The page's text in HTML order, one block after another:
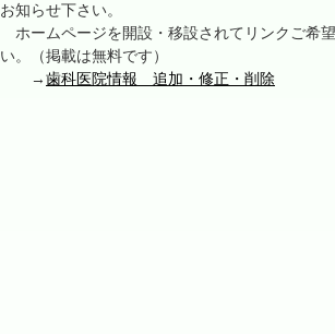
お知らせ下さい。
ホームページを開設・移設されてリンクご希
い。（掲載は無料です）
→歯科医院情報 追加・修正・削除